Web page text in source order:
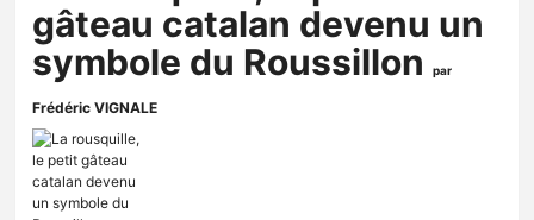
gâteau catalan devenu un
symbole du Roussillon
par
Frédéric VIGNALE